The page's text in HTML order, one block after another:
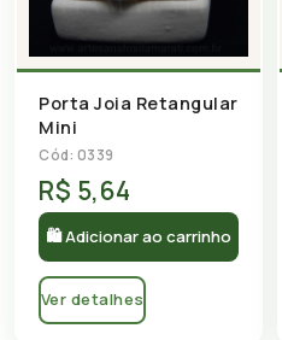
Porta Joia Retangular
Mini
Cód: 0339
R$ 5,64
🛍 Adicionar ao carrinho
Ver detalhes